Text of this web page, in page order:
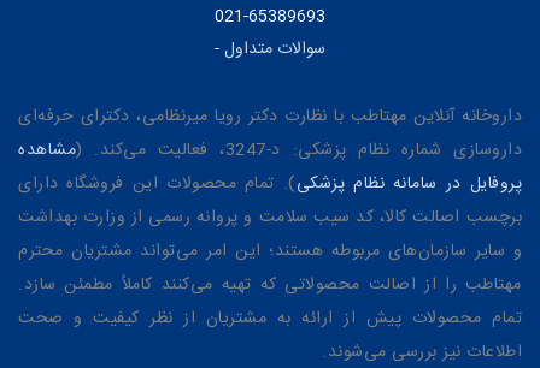
021-65389693
سوالات متداول-
داروخانه آنلاین مهتاطب با نظارت دکتر رویا میرنظامی، دکترای حرفه‌ای
داروسازی شماره نظام پزشکی: د-3247، فعالیت می‌کند. (
مشاهده
پروفایل در سامانه نظام پزشکی). تمام محصولات این فروشگاه دارای
برچسب اصالت کالا، کد سیب سلامت و پروانه رسمی از وزارت بهداشت
و سایر سازمان‌های مربوطه هستند؛ این امر می‌تواند مشتریان محترم
مهتاطب را از اصالت محصولاتی که تهیه می‌کنند کاملاً مطمئن سازد.
تمام محصولات پیش از ارائه به مشتریان از نظر کیفیت و صحت
اطلاعات نیز بررسی می‌شوند.